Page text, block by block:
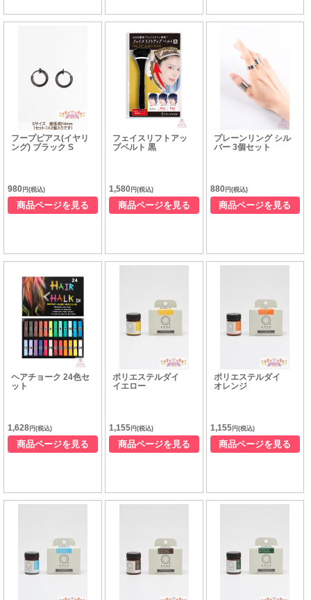
フープピアス(イヤリ
ング) ブラック S
980 円(税込)
商品ページを見る
フェイスリフトアッ
プベルト 黒
1,580円(税込)
商品ページを見る
プレーンリング シル
バー 3個セット
880円(税込)
商品ページを見る
ヘアチョーク 24色セ
ット
1,628 円(税込)
商品ページを見る
ポリエステルダイ
イエロー
1,155円(税込)
商品ページを見る
ポリエステルダイ
オレンジ
1,155円(税込)
商品ページを見る